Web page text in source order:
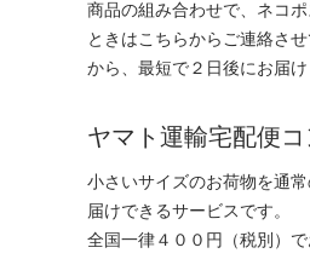
商品の組み合わせで、ネコ
ときはこちらからご連絡さ
から、最短で２日後にお届け
ヤマト運輸宅配便コ
小さいサイズのお荷物を通
届けできるサービスです。
全国一律４００円（税別）で